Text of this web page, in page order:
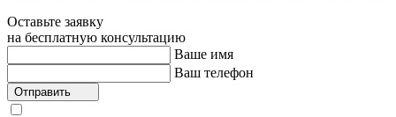
Оставьте заявку
на бесплатную консультацию
Ваше имя
Ваш телефон
Отправить